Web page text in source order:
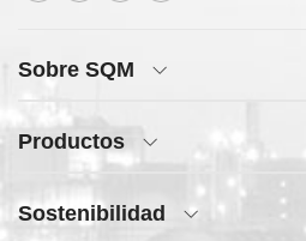
Sobre SQM
Productos
Sostenibilidad